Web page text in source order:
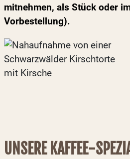
mitnehmen, als Stück oder
Vorbestellung).
UNSERE KAFFEE-